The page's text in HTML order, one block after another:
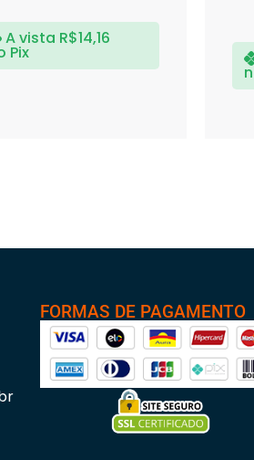
A vista R$14,16
Pix
FORMAS DE PAGAMENTO